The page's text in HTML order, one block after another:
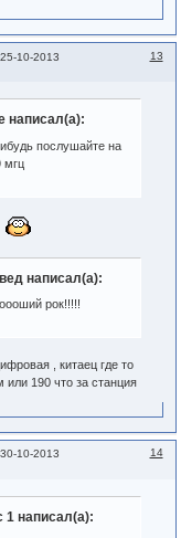
13
25-10-2013
написал(а):
послушайте на
мгц
написал(а):
рок!!!!!
, китаец где то
или 190 что за станция
14
30-10-2013
1 написал(а):